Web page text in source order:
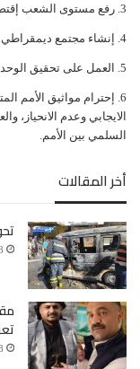
الذي يحتاجه
دولار إضافية
اليمن حتى نهاية عام 2021.
ﺭﻓﻊ ﻣﺴﺘﻮﻯ ﺍﻟﺸﻌﺐ
ﺇﻧﺸﺎﺀ ﻣﺠﺘﻤﻊ
ﺍﻟﻌﻤﻞ ﻋﻠﻰ ﺗﺤﻘﻴﻖ
ﺇﺣﺘﺮﺍﻡ ﻣﻮﺍﺛﻴﻖ الأﻣﻢ
ﺍﻻﻳﺠﺎﺑﻲ ﻭﻋﺪﻡ ﺍﻻﻧﺤﻴﺎﺯ،
ﺍﻟﺴﻠﻤﻲ ﺑﻴﻦ ﺍﻷﻣﻢ.
أخر المقالات
18
28